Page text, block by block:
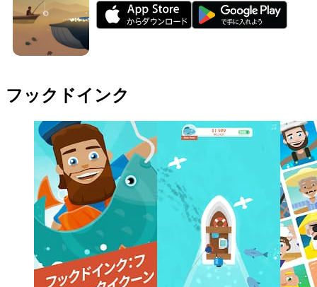
フックドインク